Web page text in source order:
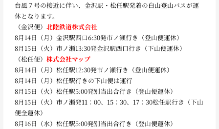
台風７号の接近に伴い、金沢駅・松任駅発着の白山登山バスが運
休となります。
（金沢便） 北陸鉄道株式会社
8月14日（月）金沢駅西口6:30発市ノ瀬行き（登山便運休）
8月15日（火）市ノ瀬13:30発金沢駅西口行き（下山便運休）
（松任便） 株式会社マップ
8月14日（月）松任駅12:30発市ノ瀬行き（登山便運休）
8月14日（月）松任駅行きの下山便は運行
8月15日（火）松任駅5:00発別当出合行き（登山便運休）
8月15日（火）市ノ瀬発11：00、15：30、17：30松任駅行き（下山
便全運休）
8月16日（水）松任駅5:00発別当出合行き（登山便運休）